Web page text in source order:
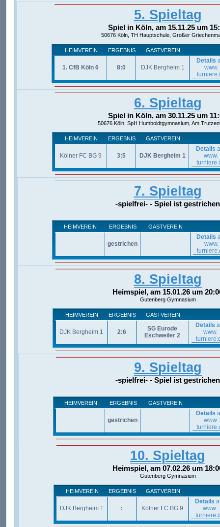
5. Spieltag
Spiel in Köln, am 15.11.25 um
50676 Köln, TH Hauptschule, Großer
HEIMVEREIN ERGEBNIS GASTVEREIN
1. CfB Köln 6 8:0 DJK Bergheim 1
Details
www.
6. Spieltag
Spiel in Köln, am 30.11.25 um
50676 Köln, SpH Humboldtgymnasium, Am
HEIMVEREIN ERGEBNIS GASTVEREIN
Kölner FC BG 9 3:5 DJK Bergheim 1
Details
www.
7. Spieltag
-spielfrei- - Spiel ist gestrichen
HEIMVEREIN ERGEBNIS GASTVEREIN
gestrichen
Details
www.
8. Spieltag
Heimspiel, am 15.01.26 um
Gutenberg Gymnasium
HEIMVEREIN ERGEBNIS GASTVEREIN
DJK Bergheim 1 2:6
SG Eurode
Eschweiler 2
Details
www.
9. Spieltag
-spielfrei- - Spiel ist gestrichen
HEIMVEREIN ERGEBNIS GASTVEREIN
gestrichen
Details
www.
10. Spieltag
Heimspiel, am 07.02.26 um
Gutenberg Gymnasium
HEIMVEREIN ERGEBNIS GASTVEREIN
DJK Bergheim 1 __:__ Kölner FC BG 9
Details
www.